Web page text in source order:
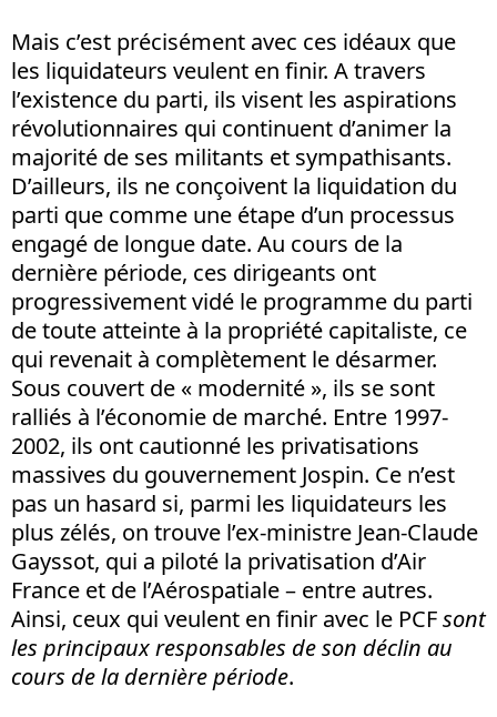
Mais c’est précisément avec ces idéaux que
les liquidateurs veulent en finir. A travers
l’existence du parti, ils visent les aspirations
révolutionnaires qui continuent d’animer la
majorité de ses militants et sympathisants.
D’ailleurs, ils ne conçoivent la liquidation du
parti que comme une étape d’un processus
engagé de longue date. Au cours de la
dernière période, ces dirigeants ont
progressivement vidé le programme du parti
de toute atteinte à la propriété capitaliste, ce
qui revenait à complètement le désarmer.
Sous couvert de « modernité », ils se sont
ralliés à l’économie de marché. Entre 1997-
2002, ils ont cautionné les privatisations
massives du gouvernement Jospin. Ce n’est
pas un hasard si, parmi les liquidateurs les
plus zélés, on trouve l’ex-ministre Jean-Claude
Gayssot, qui a piloté la privatisation d’Air
France et de l’Aérospatiale – entre autres.
Ainsi, ceux qui veulent en finir avec le PCFsont
les principaux responsables de son déclin au
cours de la dernière période.